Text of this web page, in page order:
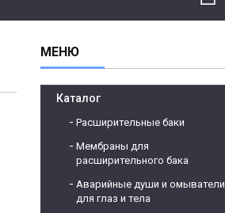
Каталог
Расширительные баки
Мембраны для
расширительного бака
Аварийные души и омыватели
для глаз и тела